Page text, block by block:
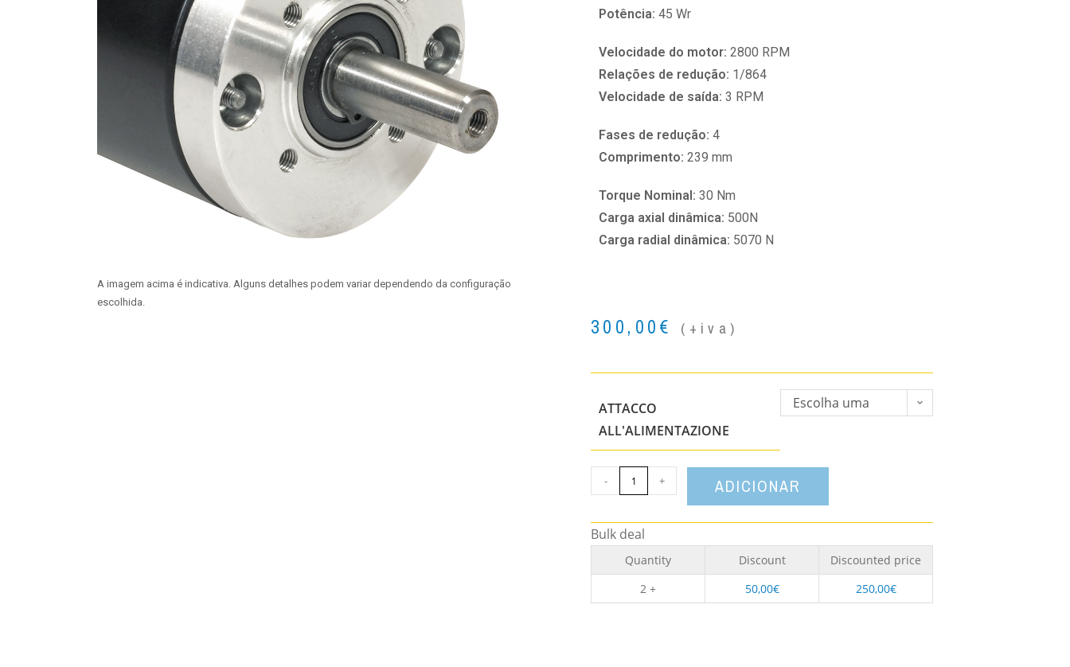
A imagem acima é indicativa. Alguns detalhes podem variar dependendo da configuração
escolhida.
Potência: 45 Wr
Velocidade do motor: 2800 RPM
Relações de redução: 1/864
Velocidade de saída: 3 RPM
Fases de redução: 4
Comprimento: 239 mm
Torque Nominal: 30 Nm
Carga axial dinâmica: 500N
Carga radial dinâmica: 5070 N
300,00€ (+iva)
ATTACCO
ALL'ALIMENTAZIONE
Escolha uma
- + ADICIONAR
Bulk deal
Quantity Discount
Discounted price
2 +
50,00€ 250,00€